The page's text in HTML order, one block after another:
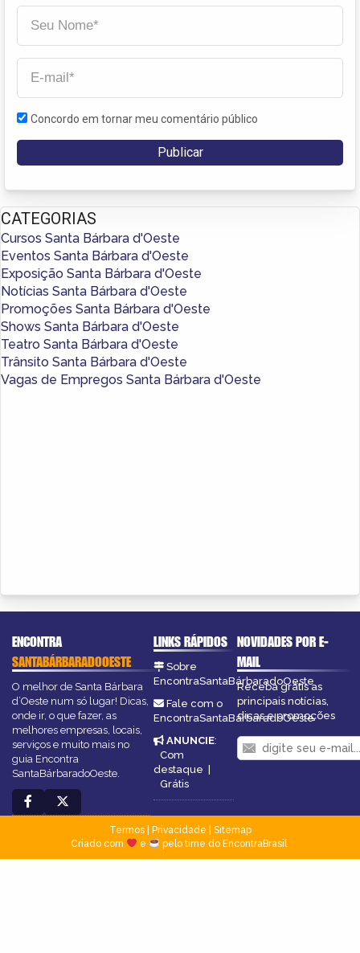
Concordo em tornar meu comentário público
CATEGORIAS
Cursos Santa Bárbara d'Oeste
Eventos Santa Bárbara d'Oeste
Exposição Santa Bárbara d'Oeste
Notícias Santa Bárbara d'Oeste
Promoções Santa Bárbara d'Oeste
Shows Santa Bárbara d'Oeste
Teatro Santa Bárbara d'Oeste
Trânsito Santa Bárbara d'Oeste
Vagas de Empregos Santa Bárbara d'Oeste
ENCONTRA
SANTABÁRBARADOOESTE
O melhor de Santa Bárbara
d’Oeste num só lugar! Dicas,
onde ir, o que fazer, as
melhores empresas, locais,
serviços e muito mais no
guia Encontra
SantaBárbaradoOeste.
LINKS RÁPIDOS
Sobre
EncontraSantaBárbaradoOeste
Fale com o
EncontraSantaBárbaradoOeste
ANUNCIE:
Com
destaque |
Grátis
NOVIDADES POR E-
MAIL
Receba grátis as
principais notícias,
dicas e promoções
Termos| Privacidade
Sitemap
Criado com
e pelo time do EncontraBrasil